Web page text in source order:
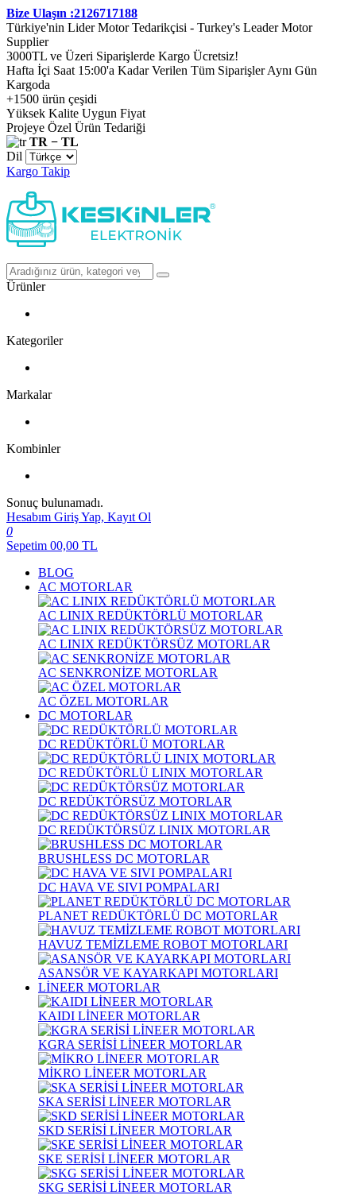
Bize Ulaşın :2126717188
Türkiye'nin Lider Motor Tedarikçisi - Turkey's Leader Motor
Supplier
3000TL ve Üzeri Siparişlerde Kargo Ücretsiz!
Hafta İçi Saat 15:00'a Kadar Verilen Tüm Siparişler Aynı Gün
Kargoda
+1500 ürün çeşidi
Yüksek Kalite Uygun Fiyat
Projeye Özel Ürün Tedariği
TR − TL
Dil
Kargo Takip
Ürünler
Kategoriler
Markalar
Kombinler
Sonuç bulunamadı.
Hesabım Giriş Yap, Kayıt Ol
0
Sepetim 00,00 TL
BLOG
AC MOTORLAR
AC LINIX REDÜKTÖRLÜ MOTORLAR
AC LINIX REDÜKTÖRSÜZ MOTORLAR
AC SENKRONİZE MOTORLAR
AC ÖZEL MOTORLAR
DC MOTORLAR
DC REDÜKTÖRLÜ MOTORLAR
DC REDÜKTÖRLÜ LINIX MOTORLAR
DC REDÜKTÖRSÜZ MOTORLAR
DC REDÜKTÖRSÜZ LINIX MOTORLAR
BRUSHLESS DC MOTORLAR
DC HAVA VE SIVI POMPALARI
PLANET REDÜKTÖRLÜ DC MOTORLAR
HAVUZ TEMİZLEME ROBOT MOTORLARI
ASANSÖR VE KAYARKAPI MOTORLARI
LİNEER MOTORLAR
KAIDI LİNEER MOTORLAR
KGRA SERİSİ LİNEER MOTORLAR
MİKRO LİNEER MOTORLAR
SKA SERİSİ LİNEER MOTORLAR
SKD SERİSİ LİNEER MOTORLAR
SKE SERİSİ LİNEER MOTORLAR
SKG SERİSİ LİNEER MOTORLAR